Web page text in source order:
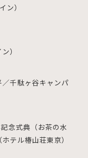
ン）
）
千駄ヶ谷キャンパ
念式典（お茶の水
テル椿山荘東京）